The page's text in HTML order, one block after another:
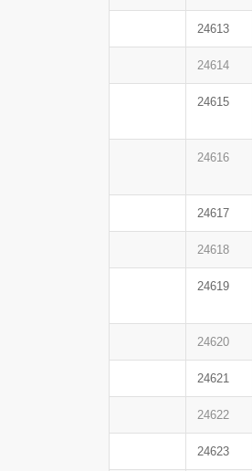
24613
24614
24615
24616
24617
24618
24619
24620
24621
24622
24623